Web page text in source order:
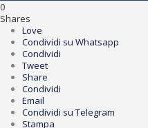
0
Shares
Love
Condividi su Whatsapp
Condividi
Tweet
Share
Condividi
Email
Condividi su Telegram
Stampa